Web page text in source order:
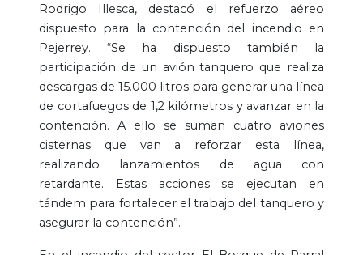
Rodrigo Illesca, destacó el refuerzo aéreo
dispuesto para la contención del incendio en
Pejerrey. “Se ha dispuesto también la
participación de un avión tanquero que realiza
descargas de 15.000 litros para generar una línea
de cortafuegos de 1,2 kilómetros y avanzar en la
contención. A ello se suman cuatro aviones
cisternas que van a reforzar esta línea,
realizando lanzamientos de agua con
retardante. Estas acciones se ejecutan en
tándem para fortalecer el trabajo del tanquero y
asegurar la contención”.